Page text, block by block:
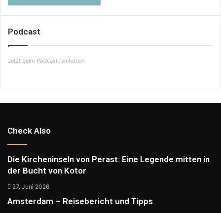
Podcast
Jetzt beim Podcast reinhören:
Check Also
Die Kircheninseln von Perast: Eine Legende mitten in
der Bucht von Kotor
27. Juni 2026
Amsterdam – Reisebericht und Tipps